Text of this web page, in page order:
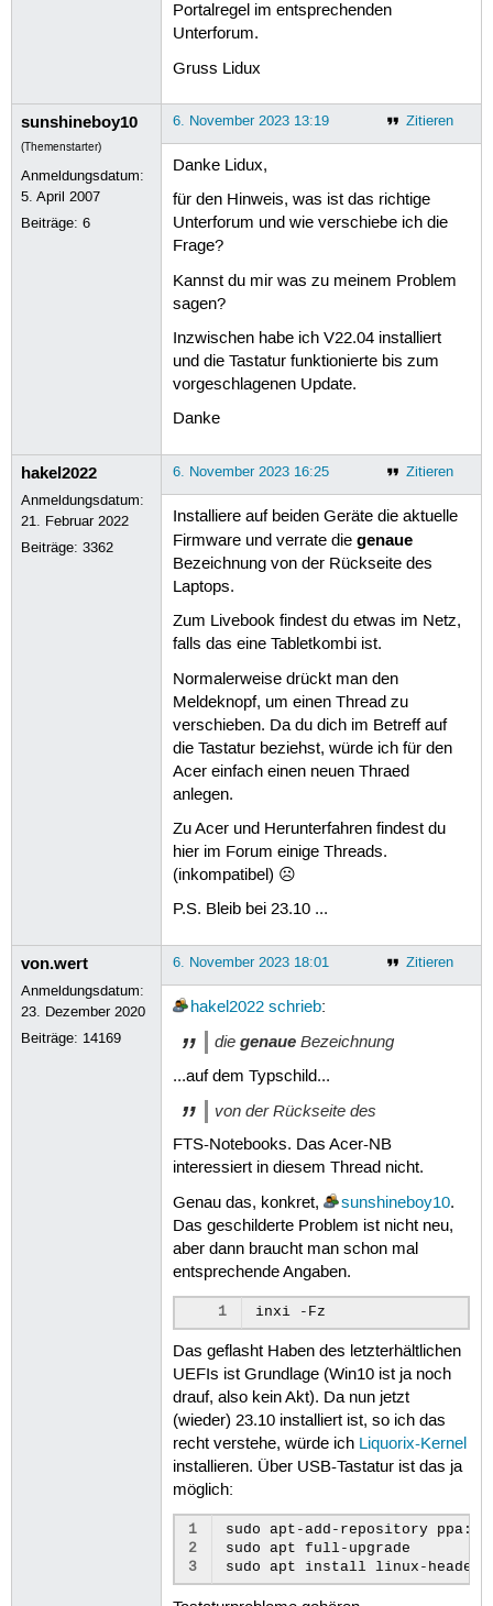
Portalregel im entsprechenden
Unterforum.
Gruss Lidux
sunshineboy10
(Themenstarter)
Anmeldungsdatum:
5. April 2007
Beiträge:6
Zitieren
6. November 2023 13:19
Danke Lidux,
für den Hinweis, was ist das richtige
Unterforum und wie verschiebe ich die
Frage?
Kannst du mir was zu meinem Problem
sagen?
Inzwischen habe ich V22.04 installiert
und die Tastatur funktionierte bis zum
vorgeschlagenen Update.
Danke
hakel2022
Anmeldungsdatum:
21. Februar 2022
Beiträge:3362
Zitieren
6. November 2023 16:25
Installiere auf beiden Geräte die aktuelle
Firmware und verrate die genaue
Bezeichnung von der Rückseite des
Laptops.
Zum Livebook findest du etwas im Netz,
falls das eine Tabletkombi ist.
Normalerweise drückt man den
Meldeknopf, um einen Thread zu
verschieben. Da du dich im Betreff auf
die Tastatur beziehst, würde ich für den
Acer einfach einen neuen Thraed
anlegen.
Zu Acer und Herunterfahren findest du
hier im Forum einige Threads.
(inkompatibel) ☹
P.S. Bleib bei 23.10 ...
von.wert
Anmeldungsdatum:
23. Dezember 2020
Beiträge: 14169
Zitieren
6. November 2023 18:01
hakel2022 schrieb:
die genaue Bezeichnung
...auf dem Typschild...
von der Rückseite des
FTS-Notebooks. Das Acer-NB
interessiert in diesem Thread nicht.
Genau das, konkret,
sunshineboy10.
Das geschilderte Problem ist nicht neu,
aber dann braucht man schon mal
entsprechende Angaben.
1 inxi
Das geflasht Haben des letzterhältlichen
UEFIs ist Grundlage (Win10 ist ja noch
drauf, also kein Akt). Da nun jetzt
(wieder) 23.10 installiert ist, so ich das
recht verstehe, würde ich Liquorix-Kernel
installieren. Über USB-Tastatur ist das ja
möglich:
1
2
3
sudo apt-add-repository
sudo
apt
full-upgrade
sudo
apt install linux-